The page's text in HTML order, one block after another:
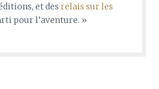
et desrelais sur les
pour l’aventure. »